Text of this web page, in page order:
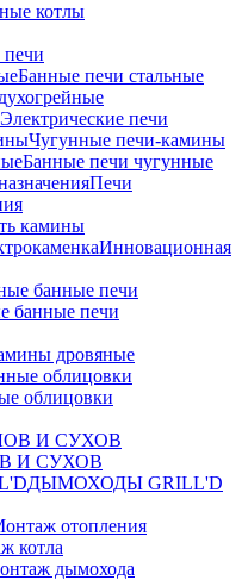
котлы
Банные печи стальные
Электрические печи
Чугунные печи-камины
Банные печи чугунные
Печи
камины
Инновационная
банные печи
дровяные
облицовки
И СУХОВ
ДЫМОХОДЫ GRILL'D
отопления
котла
дымохода